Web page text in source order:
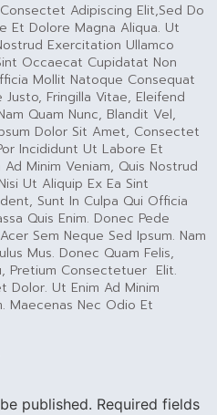
Adipiscing Elit,sed Do
Et Dolore Magna Aliqua. Ut
Exercitation Ullamco
Occaecat Cupidatat Non
Mollit Natoque Consequat
Justo, Fringilla Vitae, Eleifend
Quam Nunc, Blandit Vel,
Dolor Sit Amet, Consectet
Incididunt Ut Labore Et
Minim Veniam, Quis Nostrud
Ut Aliquip Ex Ea Sint
Sunt In Culpa Qui Officia
Quis Enim. Donec Pede
Sem Neque Sed Ipsum. Nam
Mus. Donec Quam Felis,
Pretium Consectetuer Elit.
Dolor. Ut Enim Ad Minim
Maecenas Nec Odio Et
published. Required fields